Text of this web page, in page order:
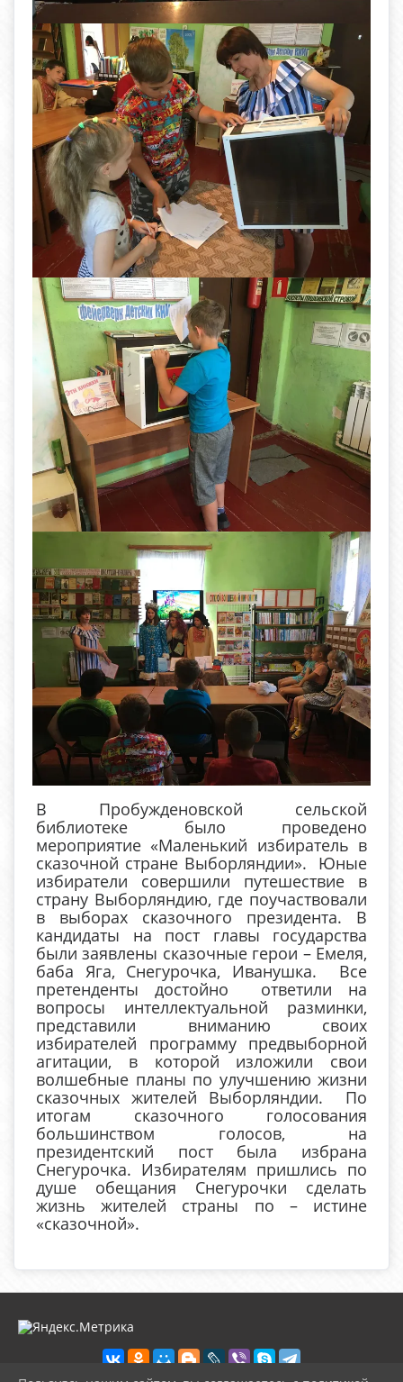
В Пробужденовской сельской
библиотеке было проведено
мероприятие «Маленький избиратель в
сказочной стране Выборляндии». Юные
избиратели совершили путешествие в
страну Выборляндию, где поучаствовали
в выборах сказочного президента. В
кандидаты на пост главы государства
были заявлены сказочные герои – Емеля,
баба Яга, Снегурочка, Иванушка. Все
претенденты достойно ответили на
вопросы интеллектуальной разминки,
представили вниманию своих
избирателей программу предвыборной
агитации, в которой изложили свои
волшебные планы по улучшению жизни
сказочных жителей Выборляндии. По
итогам сказочного голосования
большинством голосов, на
президентский пост была избрана
Снегурочка. Избирателям пришлись по
душе обещания Снегурочки сделать
жизнь жителей страны по – истине
«сказочной».